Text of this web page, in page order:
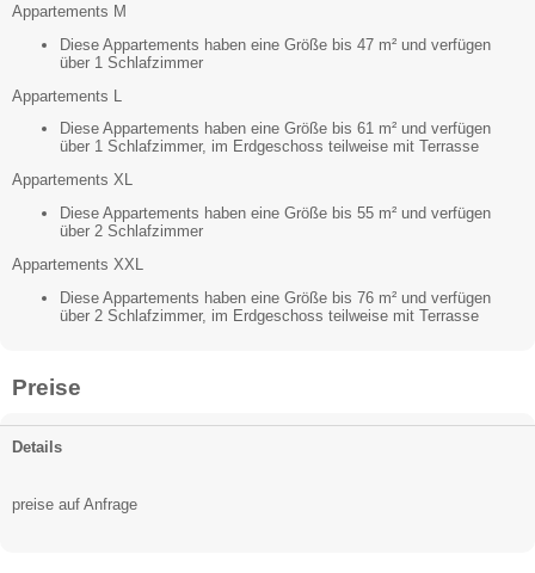
Appartements M
Diese Appartements haben eine Größe bis 47 m² und verfügen
über 1 Schlafzimmer
Appartements L
Diese Appartements haben eine Größe bis 61 m² und verfügen
über 1 Schlafzimmer, im Erdgeschoss teilweise mit Terrasse
Appartements XL
Diese Appartements haben eine Größe bis 55 m² und verfügen
über 2 Schlafzimmer
Appartements XXL
Diese Appartements haben eine Größe bis 76 m² und verfügen
über 2 Schlafzimmer, im Erdgeschoss teilweise mit Terrasse
Preise
Details
preise auf Anfrage